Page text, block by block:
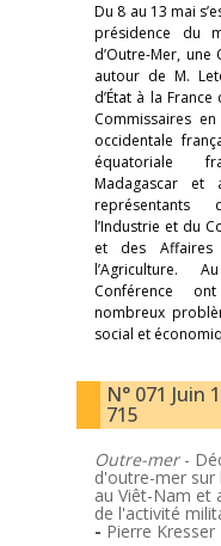
Du 8 au 13 mai
présidence du
d’Outre-Mer,
autour de M.
d’État à la
Commissaires
occidentale
équatoriale
Madagascar et
l’Industrie et du
et des Affaires
l’Agriculture.
Conférence
nombreux
social et
N° 071 Juin
715
Outre-mer-
d'outre-mer sur
au Viêt-Nam et
de l'activité
- Pierre Kresser